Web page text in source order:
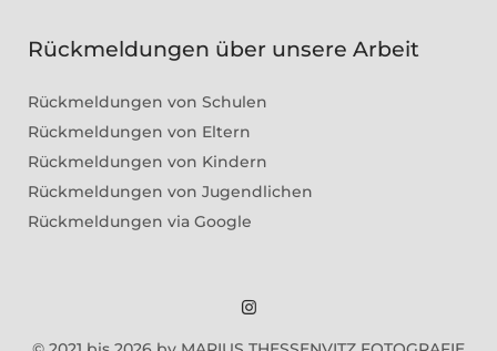
Rückmeldungen über unsere Arbeit
Rückmeldungen von Schulen
Rückmeldungen von Eltern
Rückmeldungen von Kindern
Rückmeldungen von Jugendlichen
Rückmeldungen via Google
Marius